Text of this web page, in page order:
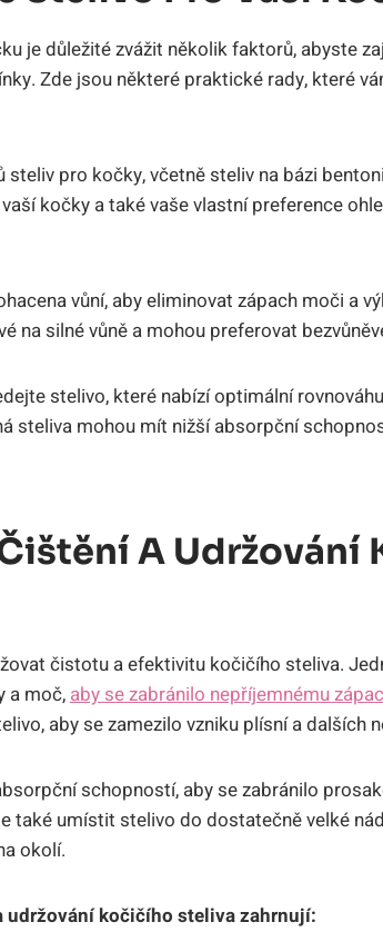
je důležité zvážit několik faktorů, abyste
Zde jsou některé praktické rady, které
steliv pro kočky, včetně steliv na bázi
kočky a také vaše vlastní preference
vůní, aby eliminovat zápach moči a
na silné vůně a mohou preferovat
stelivo, které nabízí optimální
steliva mohou mít nižší absorpční
A Udržování
čistotu a efektivitu kočičího steliva.
a moč,aby se zabránilo nepříjemnému
aby se zamezilo vzniku plísní a dalších
schopností, aby se zabránilo
také umístit stelivo do dostatečně velké
okolí.
kočičího steliva zahrnují: